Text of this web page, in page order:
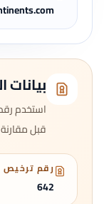
استخدم
قبل مقارنة
رقم ترخيص
642